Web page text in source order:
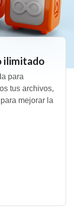
ilimitado
para
tus archivos,
mejorar la